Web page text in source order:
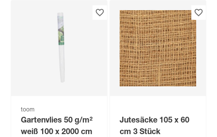
toom
Gartenvlies 50 g/m²
weiß 100 x 2000 cm
Jutesäcke 105 x 60
cm 3 Stück